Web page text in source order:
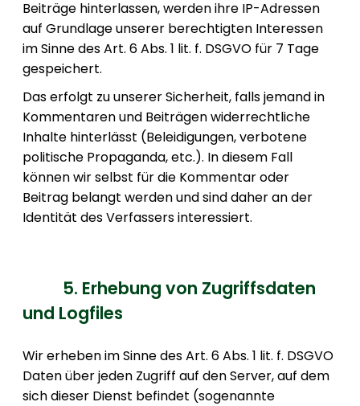
Beiträge hinterlassen, werden ihre IP-Adressen
auf Grundlage unserer berechtigten Interessen
im Sinne des Art. 6 Abs. 1 lit. f. DSGVO für 7 Tage
gespeichert.
Das erfolgt zu unserer Sicherheit, falls jemand in
Kommentaren und Beiträgen widerrechtliche
Inhalte hinterlässt (Beleidigungen, verbotene
politische Propaganda, etc.). In diesem Fall
können wir selbst für die Kommentar oder
Beitrag belangt werden und sind daher an der
Identität des Verfassers interessiert.
5. Erhebung von Zugriffsdaten
und Logfiles
Wir erheben im Sinne des Art. 6 Abs. 1 lit. f. DSGVO
Daten über jeden Zugriff auf den Server, auf dem
sich dieser Dienst befindet (sogenannte